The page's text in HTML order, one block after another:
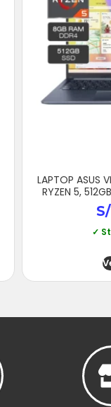
LAPTOP ASUS
RYZEN 5,
S/
✓